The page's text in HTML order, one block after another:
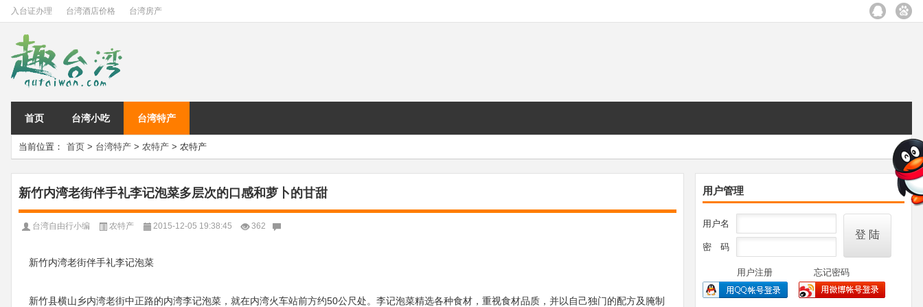
入台证办理 台湾酒店价格 台湾房产
首页 台湾小吃 台湾特产
当前位置： 首页 > 台湾特产 > 农特产 > 农特产
用户管理
用户名
密 码
用户注册 忘记密码
新竹内湾老街伴手礼李记泡菜多层次的口感和萝卜的甘甜
台湾自由行小编 农特产 2015-12-05 19:38:45 362
新竹内湾老街伴手礼李记泡菜
新竹县横山乡内湾老街中正路的内湾李记泡菜，就在内湾火车站前方约50公尺处。李记泡菜精选各种食材，重视食材品质，并以自己独门的配方及腌制